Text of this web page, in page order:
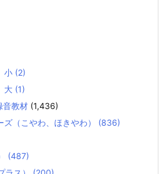
小 (2)
大 (1)
音教材 (1,436)
（こやわ、ほきやわ） (836)
(487)